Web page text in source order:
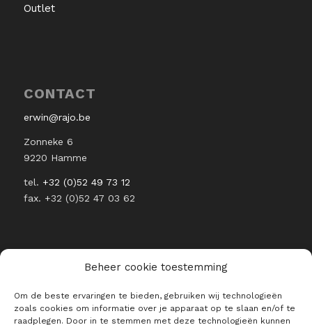
Beheer cookie toestemming
Om de beste ervaringen te bieden, gebruiken wij technologieën
zoals cookies om informatie over je apparaat op te slaan en/of te
raadplegen. Door in te stemmen met deze technologieën kunnen
Outlet
CONTACT
erwin@rajo.be
Zonneke 6
9220 Hamme
tel. +32 (0)52 49 73 12
fax. +32 (0)52 47 03 62
RESTEZ INFORMÉ DE L’ACTUALITÉ
DE RAJO